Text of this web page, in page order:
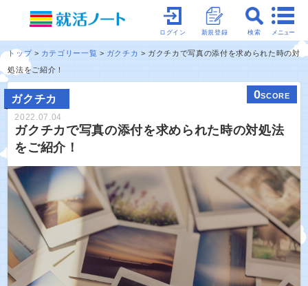
メニュー
検索
新規登録
ログイン
トップ カテゴリー一覧 ガクチカ
ガクチカで写真の添付を求められた時の対
処法をご紹介！
ガクチカ 0SCORE
2022.07.04
ガクチカで写真の添付を求められた時の対処法
をご紹介！